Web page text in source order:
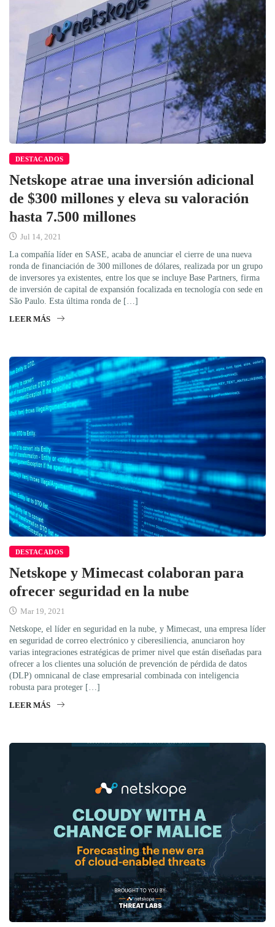
DESTACADOS
Netskope atrae una inversión adicional
de $300 millones y eleva su valoración
hasta 7.500 millones
Jul 14, 2021
La compañía líder en SASE, acaba de anunciar el cierre de una nueva
ronda de financiación de 300 millones de dólares, realizada por un grupo
de inversores ya existentes, entre los que se incluye Base Partners, firma
de inversión de capital de expansión focalizada en tecnología con sede en
São Paulo. Esta última ronda de […]
LEER MÁS
DESTACADOS
Netskope y Mimecast colaboran para
ofrecer seguridad en la nube
Mar 19, 2021
Netskope, el líder en seguridad en la nube, y Mimecast, una empresa líder
en seguridad de correo electrónico y ciberesiliencia, anunciaron hoy
varias integraciones estratégicas de primer nivel que están diseñadas para
ofrecer a los clientes una solución de prevención de pérdida de datos
(DLP) omnicanal de clase empresarial combinada con inteligencia
robusta para proteger […]
LEER MÁS